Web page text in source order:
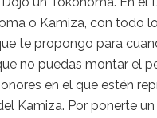
o Kamiza, con todo
te propongo para
no puedas montar el
en el que estén
Kamiza. Por ponerte